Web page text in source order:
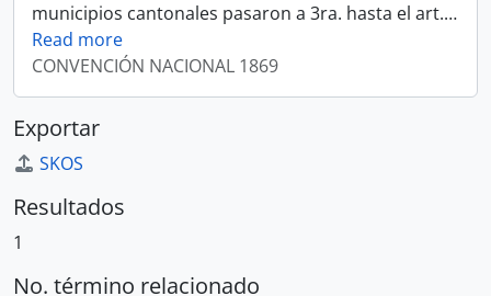
municipios cantonales pasaron a 3ra. hasta el art.…
Read more
CONVENCIÓN NACIONAL 1869
Exportar
SKOS
Resultados
1
No. término relacionado